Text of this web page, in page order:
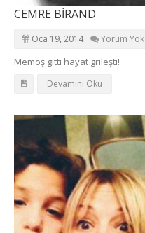
CEMRE BİRAND
Oca 19, 2014 Yorum Yok
Memoş gitti hayat grileşti!
Devamını Oku